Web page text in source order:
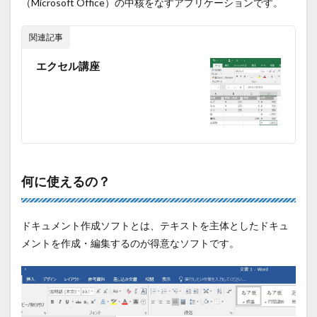
（Microsoft Office）の中核をなすアプリケーションです。
関連記事
エクセル講座
何に使えるの？
ドキュメント作成ソフトとは、テキストを主体としたドキュ
メントを作成・編集するのが得意なソフトです。